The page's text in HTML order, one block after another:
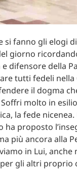
si fanno gli elogi
giorno
difensore della
tutti fedeli nella
il dogma
molto in
la fede
ha proposto
più ancora alla
in Lui, anche
gli altri proprio